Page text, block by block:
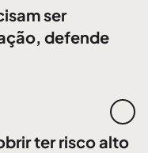
ser
defende
ter risco alto